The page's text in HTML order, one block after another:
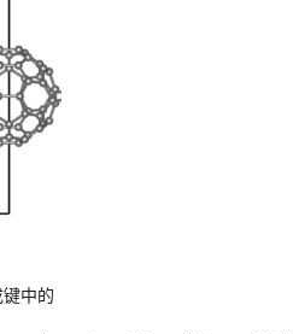
键中的